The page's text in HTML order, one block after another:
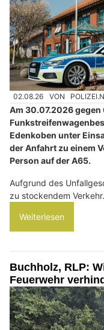
02.08.26 VON
Am 30.07.2026 gegen
Edenkoben unter
der Anfahrt zu einem
Person auf der A65.
Aufgrund des
zu stockendem Verkehr.
Weiterlesen
Buchholz, RLP:
Feuerwehr